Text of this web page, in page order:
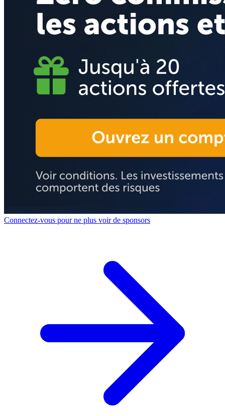
Connectez-vous pour ne plus voir de sponsors